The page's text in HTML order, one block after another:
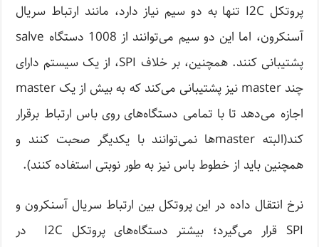
پروتکل I2C تنها به دو سیم نیاز دارد، مانند ارتباط سریال
آسنکرون، اما این دو سیم می‌توانند از 1008 دستگاه salve
پشتیبانی کنند. همچنین، بر خلاف SPI، از یک سیستم دارای
چند master نیز پشتیبانی می‌کند که به بیش از یک master
اجازه می‌دهد تا با تمامی دستگاه‌های روی باس ارتباط برقرار
کند(البته masterها نمی‌توانند با یکدیگر صحبت کنند و
همچنین باید از خطوط باس نیز به طور نوبتی استفاده کنند).
نرخ انتقال داده در این پروتکل بین ارتباط سریال آسنکرون و
SPI قرار می‌گیرد؛ بیشتر دستگاه‌های پروتکل I2C در